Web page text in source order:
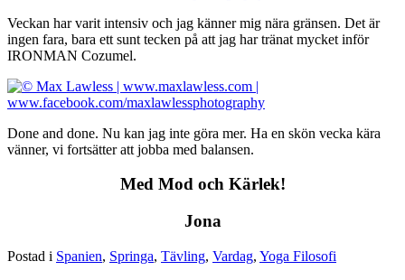
Veckan har varit intensiv och jag känner mig nära gränsen. Det är
ingen fara, bara ett sunt tecken på att jag har tränat mycket inför
IRONMAN Cozumel.
Done and done. Nu kan jag inte göra mer. Ha en skön vecka kära
vänner, vi fortsätter att jobba med balansen.
Med Mod och Kärlek!
Jona
Postad i Spanien, Springa, Tävling, Vardag, Yoga Filosofi